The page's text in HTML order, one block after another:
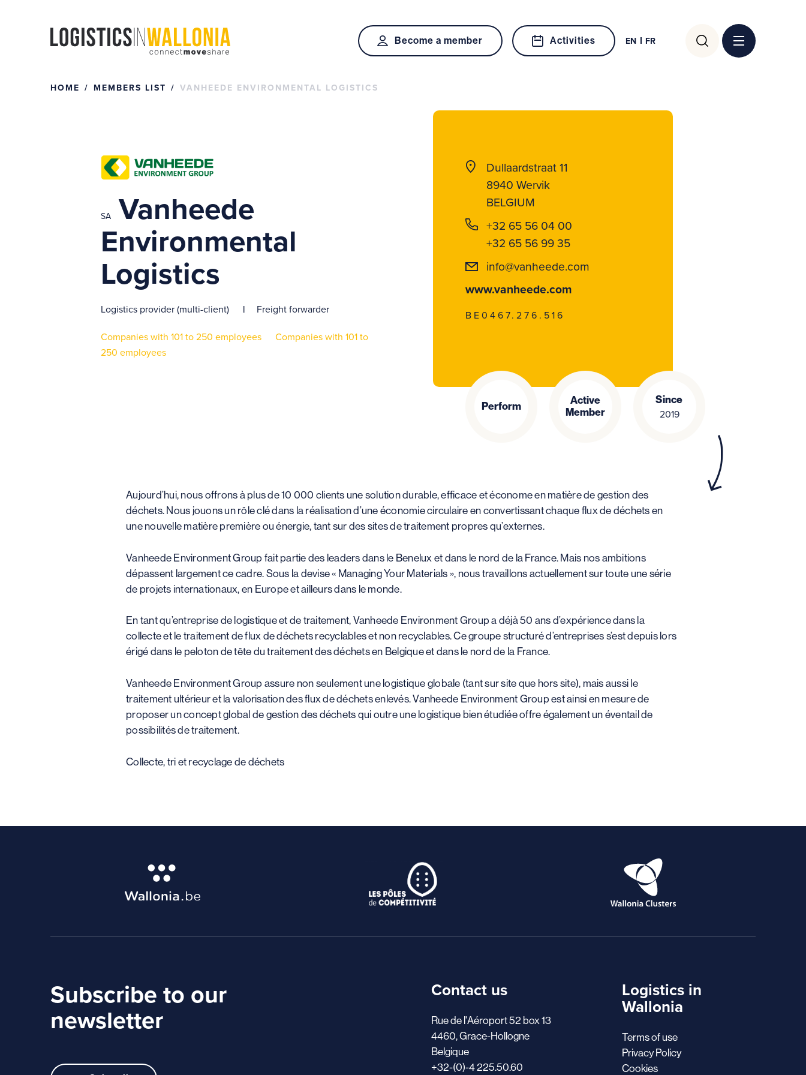
Become a member Activities EN FR
for:
HOME MEMBERS LIST VANHEEDE ENVIRONMENTAL LOGISTICS
SA Vanheede
Environmental
Logistics
Logistics provider (multi-client) Freight forwarder
Companies with 101 to 250 employees
Companies with 101 to
250 employees
Dullaardstraat 11
8940 Wervik
BELGIUM
+32 65 56 04 00
+32 65 56 99 35
info@vanheede.com
www.vanheede.com
BE0467.276.516
Perform
Active
Member
Since
2019
Aujourd’hui, nous offrons à plus de 10 000 clients une solution durable, efficace et économe en matière de gestion des
déchets. Nous jouons un rôle clé dans la réalisation d’une économie circulaire en convertissant chaque flux de déchets en
une nouvelle matière première ou énergie, tant sur des sites de traitement propres qu’externes.
Vanheede Environment Group fait partie des leaders dans le Benelux et dans le nord de la France. Mais nos ambitions
dépassent largement ce cadre. Sous la devise « Managing Your Materials », nous travaillons actuellement sur toute une série
de projets internationaux, en Europe et ailleurs dans le monde.
En tant qu’entreprise de logistique et de traitement, Vanheede Environment Group a déjà 50 ans d’expérience dans la
collecte et le traitement de flux de déchets recyclables et non recyclables. Ce groupe structuré d’entreprises s’est depuis lors
érigé dans le peloton de tête du traitement des déchets en Belgique et dans le nord de la France.
Vanheede Environment Group assure non seulement une logistique globale (tant sur site que hors site), mais aussi le
traitement ultérieur et la valorisation des flux de déchets enlevés. Vanheede Environment Group est ainsi en mesure de
proposer un concept global de gestion des déchets qui outre une logistique bien étudiée offre également un éventail de
possibilités de traitement.
Collecte, tri et recyclage de déchets
Subscribe to our
newsletter
Contact us
Rue de l'Aéroport 52 box 13
4460, Grace-Hollogne
Belgique
+32-(0)-4 225.50.60
Logistics in
Wallonia
Terms of use
Privacy Policy
Cookies